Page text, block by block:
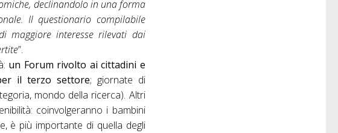
declinandolo in una forma
Il questionario compilabile
maggiore interesse rilevati dai
”.
un Forum rivolto ai cittadini e
il terzo settore; giornate di
mondo della ricerca). Altri
coinvolgeranno i bambini
è più importante di quella degli